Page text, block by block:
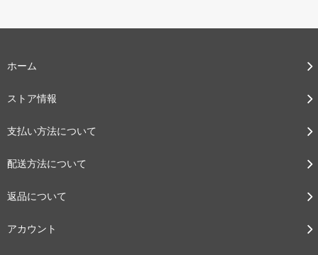
ホーム
ストア情報
支払い方法について
配送方法について
返品について
アカウント